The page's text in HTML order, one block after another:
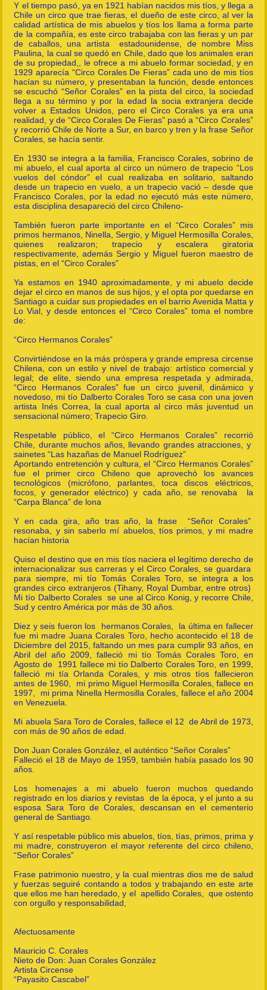
Y el tiempo pasó, ya en 1921 habían nacidos mis tíos, y llega a
Chile un circo que trae fieras, el dueño de este circo, al ver la
calidad artística de mis abuelos y tíos los llama a forma parte
de la compañía, es este circo trabajaba con las fieras y un par
de caballos, una artista estadounidense, de nombre Miss
Paulina, la cual se quedó en Chile, dado que los animales eran
de su propiedad,, le ofrece a mi abuelo formar sociedad, y en
1929 aparecía “Circo Corales De Fieras” cada uno de mis tíos
hacían su número, y presentaban la función, desde entonces
se escuchó “Señor Corales” en la pista del circo, la sociedad
llega a su término y por la edad la socia extranjera decide
volver a Estados Unidos, pero el Circo Corales ya era una
realidad, y de “Circo Corales De Fieras” pasó a “Circo Corales”
y recorrió Chile de Norte a Sur, en barco y tren y la frase Señor
Corales, se hacía sentir.
En 1930 se integra a la familia, Francisco Corales, sobrino de
mi abuelo, el cual aporta al circo un número de trapecio “Los
vuelos del cóndor” el cual realizaba en solitario, saltando
desde un trapecio en vuelo, a un trapecio vació – desde que
Francisco Corales, por la edad no ejecutó más este número,
esta disciplina desapareció del circo Chileno-
También fueron parte importante en el “Circo Corales” mis
primos hermanos, Ninella, Sergio, y Miguel Hermosilla Corales,
quienes realizaron; trapecio y escalera giratoria
respectivamente, además Sergio y Miguel fueron maestro de
pistas, en el “Circo Corales”
Ya estamos en 1940 aproximadamente, y mi abuelo decide
dejar el circo en manos de sus hijos, y el opta por quedarse en
Santiago a cuidar sus propiedades en el barrio Avenida Matta y
Lo Vial, y desde entonces el “Circo Corales” toma el nombre
de:
“Circo Hermanos Corales”
Convirtiéndose en la más próspera y grande empresa circense
Chilena, con un estilo y nivel de trabajo: artístico comercial y
legal; de elite, siendo una empresa respetada y admirada,
“Circo Hermanos Corales” fue un circo juvenil, dinámico y
novedoso, mi tío Dalberto Corales Toro se casa con una joven
artista Inés Correa, la cual aporta al circo más juventud un
sensacional número; Trapecio Giro.
Respetable público, el “Circo Hermanos Corales” recorrió
Chile, durante muchos años, llevando grandes atracciones, y
sainetes “Las hazañas de Manuel Rodríguez”
Aportando entretención y cultura, el “Circo Hermanos Corales”
fue el primer circo Chileno que aprovechó los avances
tecnológicos (micrófono, parlantes, toca discos eléctricos,
focos, y generador eléctrico) y cada año, se renovaba la
“Carpa Blanca” de lona
Y en cada gira, año tras año, la frase “Señor Corales”
resonaba, y sin saberlo mí abuelos, tíos primos, y mi madre
hacían historia
Quiso el destino que en mis tíos naciera el legítimo derecho de
internacionalizar sus carreras y el Circo Corales, se guardara
para siempre, mi tío Tomás Corales Toro, se integra a los
grandes circo extranjeros (Tihany, Royal Dumbar, entre otros)
Mi tío Dalberto Corales se une al Circo Konig, y recorre Chile,
Sud y centro América por más de 30 años.
Diez y seis fueron los hermanos Corales, la última en fallecer
fue mi madre Juana Corales Toro, hecho acontecido el 18 de
Diciembre del 2015, faltando un mes para cumplir 93 años, en
Abril del año 2009, falleció mi tío Tomás Corales Toro, en
Agosto de 1991 fallece mi tío Dalberto Corales Toro, en 1999,
falleció mi tía Orlanda Corales, y mis otros tíos fallecieron
antes de 1960, mi primo Miguel Hermosilla Corales, fallece en
1997, mi prima Ninella Hermosilla Corales, fallece el año 2004
en Venezuela.
Mi abuela Sara Toro de Corales, fallece el 12 de Abril de 1973,
con más de 90 años de edad.
Don Juan Corales González, el auténtico “Señor Corales”
Falleció el 18 de Mayo de 1959, también había pasado los 90
años.
Los homenajes a mi abuelo fueron muchos quedando
registrado en los diarios y revistas de la época, y el junto a su
esposa Sara Toro de Corales, descansan en el cementerio
general de Santiago.
Y así respetable público mis abuelos, tíos, tías, primos, prima y
mi madre, construyeron el mayor referente del circo chileno,
“Señor Corales”
Frase patrimonio nuestro, y la cual mientras dios me de salud
y fuerzas seguiré contando a todos y trabajando en este arte
que ellos me han heredado, y el apellido Corales, que ostento
con orgullo y responsabilidad,
Afectuosamente
Mauricio C. Corales
Nieto de Don: Juan Corales González
Artista Circense
“Payasito Cascabel”